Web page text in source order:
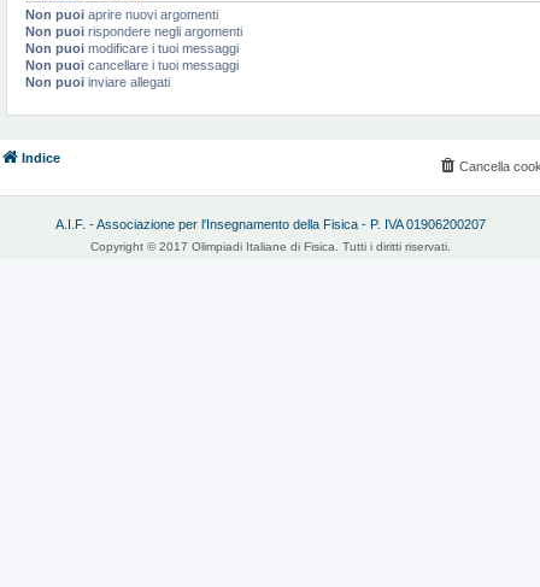
Non puoi aprire nuovi argomenti
Non puoi rispondere negli argomenti
Non puoi modificare i tuoi messaggi
Non puoi cancellare i tuoi messaggi
Non puoi inviare allegati
Indice
Cancella
A.I.F. - Associazione per l'Insegnamento della Fisica - P. IVA 01906200207
Copyright © 2017 Olimpiadi Italiane di Fisica. Tutti i diritti riservati.